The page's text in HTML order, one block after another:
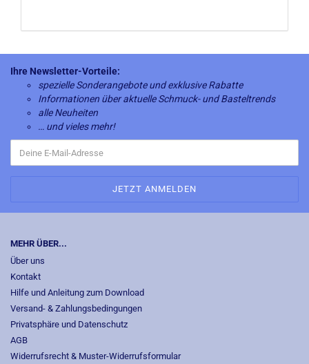
Ihre Newsletter-Vorteile:
spezielle Sonderangebote und exklusive Rabatte
Informationen über aktuelle Schmuck- und Basteltrends
alle Neuheiten
… und vieles mehr!
MEHR ÜBER...
Über uns
Kontakt
Hilfe und Anleitung zum Download
Versand- & Zahlungsbedingungen
Privatsphäre und Datenschutz
AGB
Widerrufsrecht & Muster-Widerrufsformular